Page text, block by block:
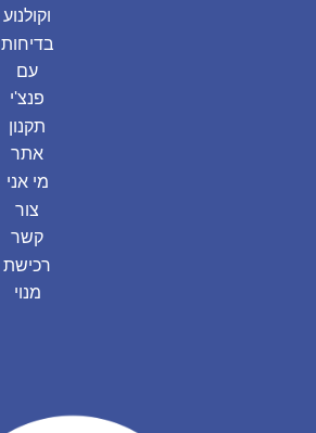
וקולנוע
בדיחות
עם
פנצ'י
תקנון
אתר
מי אני
צור
קשר
רכישת
מנוי